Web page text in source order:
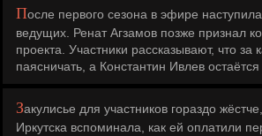
После первого сезона в эфире
ведущих. Ренат Агзамов позже признал
проекта. Участники рассказывают, что
паясничать, а Константин Ивлев
Закулисье для участников гораздо
Иркутска вспоминала, как ей оплатили